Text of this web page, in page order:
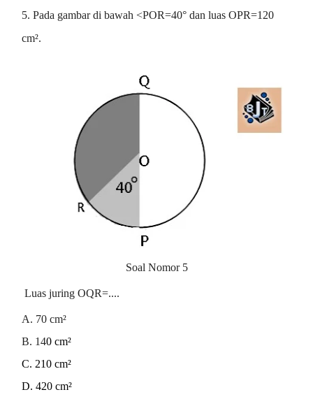
5. Pada gambar di bawah <POR=40° dan luas OPR=120
cm².
Soal Nomor 5
Luas juring OQR=....
A. 70 cm²
B. 140 cm²
C. 210 cm²
D. 420 cm²